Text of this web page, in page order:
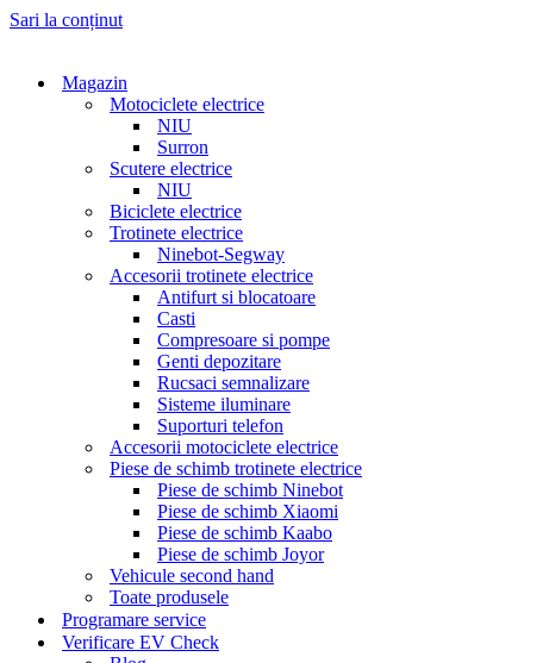
Sari la conținut
Magazin
Motociclete electrice
NIU
Surron
Scutere electrice
NIU
Biciclete electrice
Trotinete electrice
Ninebot-Segway
Accesorii trotinete electrice
Antifurt si blocatoare
Casti
Compresoare si pompe
Genti depozitare
Rucsaci semnalizare
Sisteme iluminare
Suporturi telefon
Accesorii motociclete electrice
Piese de schimb trotinete electrice
Piese de schimb Ninebot
Piese de schimb Xiaomi
Piese de schimb Kaabo
Piese de schimb Joyor
Vehicule second hand
Toate produsele
Programare service
Verificare EV Check